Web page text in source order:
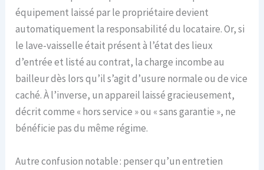
équipement laissé par le propriétaire devient
automatiquement la responsabilité du locataire. Or, si
le lave-vaisselle était présent à l’état des lieux
d’entrée et listé au contrat, la charge incombe au
bailleur dès lors qu’il s’agit d’usure normale ou de vice
caché. À l’inverse, un appareil laissé gracieusement,
décrit comme « hors service » ou « sans garantie », ne
bénéficie pas du même régime.
Autre confusion notable : penser qu’un entretien